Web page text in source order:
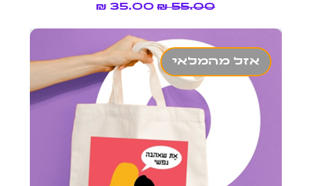
מחיר רגילמחיר מבצע
אזל מהמלאי